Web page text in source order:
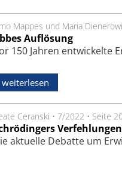
Mappes und Maria
Auflösung
150 Jahren entwickelte
weiterlesen
Ceranski • 7/2022 • Seite 20
aktuelle Debatte um